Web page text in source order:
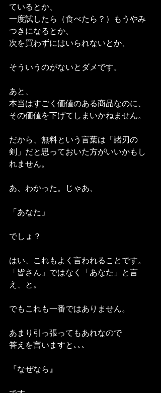
ているとか、
一度試したら（食べたら？）もうやみ
つきになるとか、
次を買わずにはいられないとか、
そういうのがないとダメです。
あと、
本当はすごく価値のある商品なのに、
その価値を下げてしまいかねません。
だから、無料という言葉は「諸刃の
剣」だと思っておいた方がいいかもし
れません。
あ、わかった。じゃあ、
「あなた」
でしょ？
はい、これもよく言われることです。
「皆さん」ではなく「あなた」と言
え、と。
でもこれも一番ではありません。
あまり引っ張ってもあれなので
答えを言いますと､､､
『なぜなら』